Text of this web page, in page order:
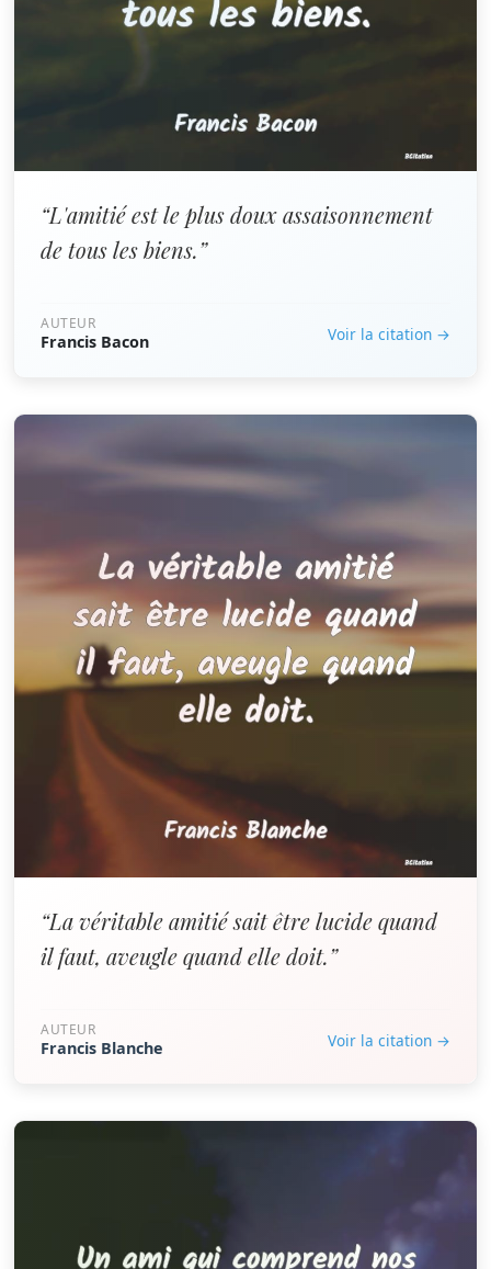
“L'amitié est le plus doux assaisonnement
de tous les biens.”
AUTEUR
Francis Bacon Voir la citation →
“La véritable amitié sait être lucide quand
il faut, aveugle quand elle doit.”
AUTEUR
Francis Blanche Voir la citation →